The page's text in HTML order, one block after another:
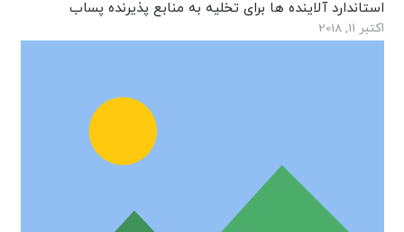
استاندارد آلاینده ها برای تخلیه به منابع پذیرنده پساب
اکتبر 11, 2018